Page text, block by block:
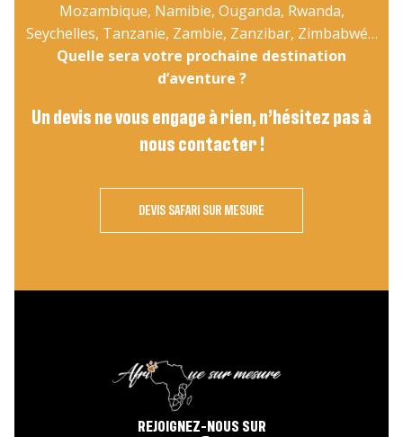
Mozambique, Namibie, Ouganda, Rwanda,
Seychelles, Tanzanie, Zambie, Zanzibar, Zimbabwé…
Quelle sera votre prochaine destination
d’aventure ?
Un devis ne vous engage à rien, n’hésitez pas à
nous contacter !
DEVIS SAFARI SUR MESURE
REJOIGNEZ-NOUS SUR